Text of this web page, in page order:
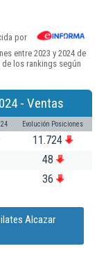
por
entre 2023 y 2024 de
los rankings según
- Ventas
Evolución Posiciones
11.724
48
36
Alcazar